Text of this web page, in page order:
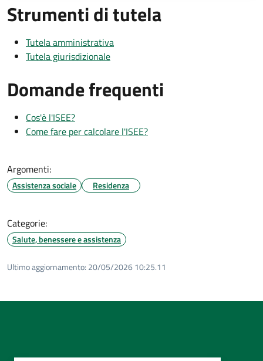
Strumenti di tutela
Tutela amministrativa
Tutela giurisdizionale
Domande frequenti
Cos'è l'ISEE?
Come fare per calcolare l'ISEE?
Argomenti:
Assistenza sociale Residenza
Categorie:
Salute, benessere e assistenza
Ultimo aggiornamento: 20/05/2026 10:25.11